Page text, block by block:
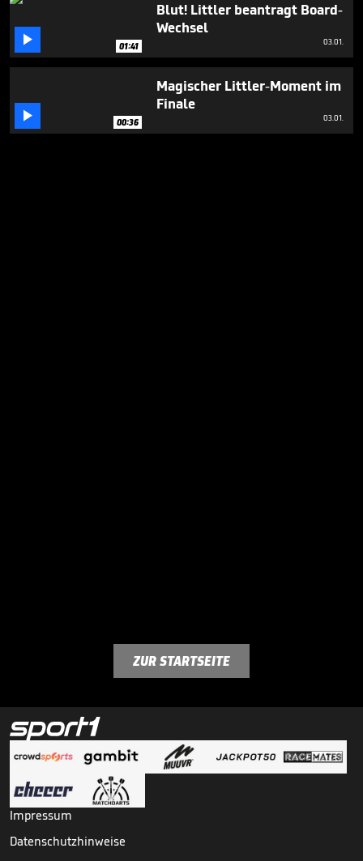
 01:41
Blut! Littler beantragt Board-
Wechsel
03.01.
 00:36
Magischer Littler-Moment im
Finale
03.01.
ZUR STARTSEITE
Impressum
Datenschutzhinweise